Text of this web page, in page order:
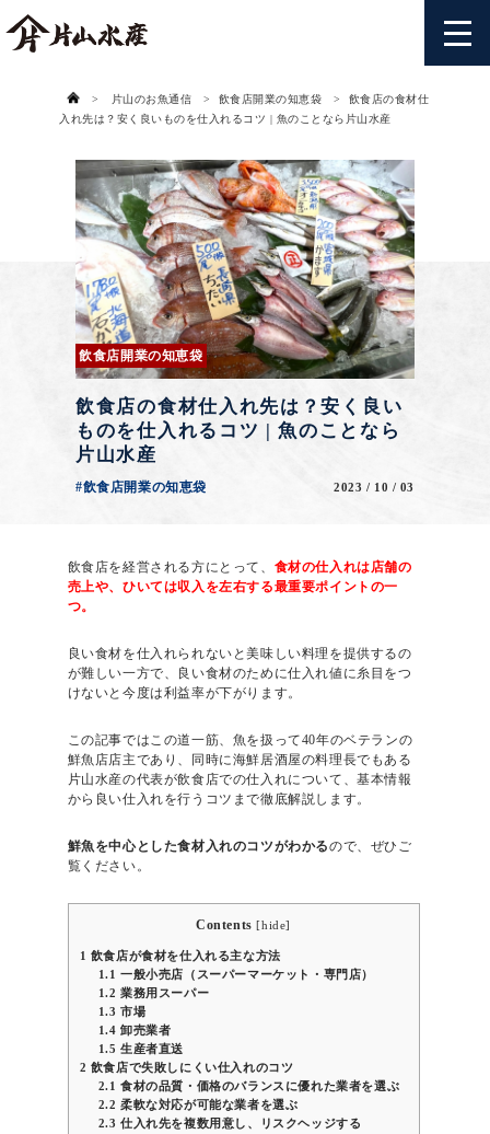
> 片山のお魚通信 > 飲食店開業の知恵袋 >
飲食店の食材仕
入れ先は？安く良いものを仕入れるコツ | 魚のことなら片山水産
飲食店開業の知恵袋
飲食店の食材仕入れ先は？安く良い
ものを仕入れるコツ | 魚のことなら
片山水産
#飲食店開業の知恵袋 2023 / 10 / 03
飲食店を経営される方にとって、 食材の仕入れは店舗の
売上や、ひいては収入を左右する最重要ポイントの一
つ。
良い食材を仕入れられないと美味しい料理を提供するの
が難しい一方で、良い食材のために仕入れ値に糸目をつ
けないと今度は利益率が下がります。
この記事ではこの道一筋、魚を扱って40年のベテランの
鮮魚店店主であり、同時に海鮮居酒屋の料理長でもある
片山水産の代表が飲食店での仕入れについて、基本情報
から良い仕入れを行うコツまで徹底解説します。
鮮魚を中心とした食材入れのコツがわかるので、ぜひご
覧ください。
Contents [hide]
1 飲食店が食材を仕入れる主な方法
1.1 一般小売店（スーパーマーケット・専門店）
1.2 業務用スーパー
1.3 市場
1.4 卸売業者
1.5 生産者直送
2 飲食店で失敗しにくい仕入れのコツ
2.1 食材の品質・価格のバランスに優れた業者を選ぶ
2.2 柔軟な対応が可能な業者を選ぶ
2.3 仕入れ先を複数用意し、リスクヘッジする